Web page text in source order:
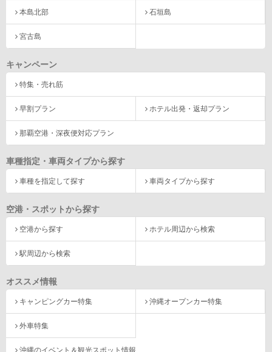
本島北部 石垣島
宮古島
キャンペーン
特集・売れ筋
早割プラン ホテル出発・返却プラン
那覇空港・深夜便対応プラン
車種指定・車両タイプから探す
車種を指定して探す 車両タイプから探す
空港・スポットから探す
空港から探す ホテル周辺から検索
駅周辺から検索
オススメ情報
キャンピングカー特集 沖縄オープンカー特集
外車特集
沖縄のイベント＆観光スポット情報